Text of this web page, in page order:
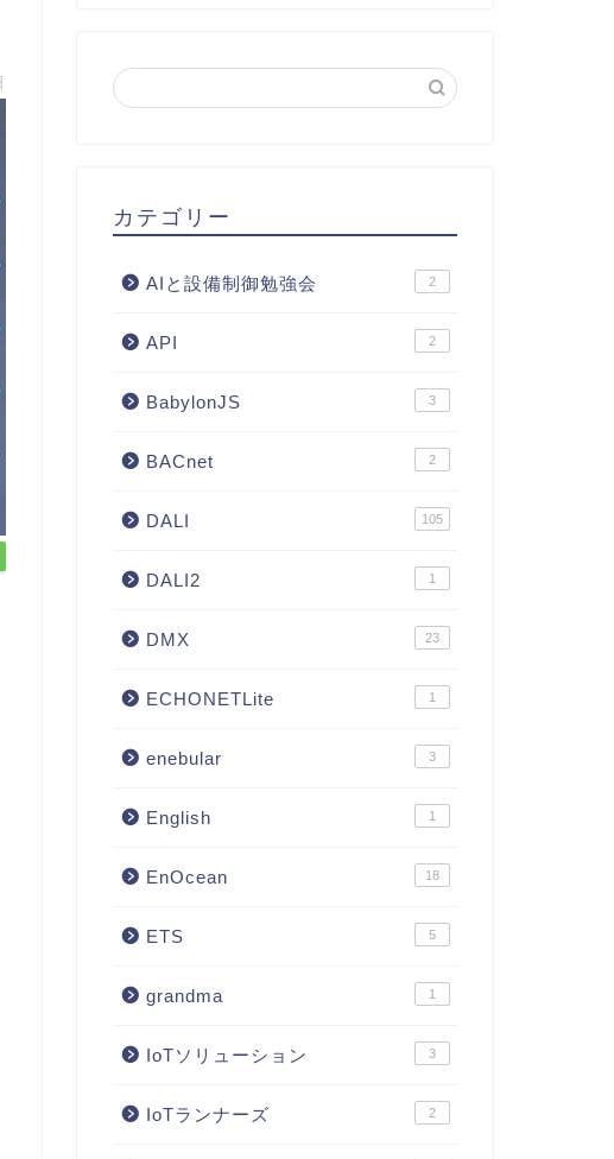
カテゴリー
AIと設備制御勉強会 2
API 2
BabylonJS 3
BACnet 2
DALI 105
DALI2 1
DMX 23
ECHONETLite 1
enebular 3
English 1
EnOcean 18
ETS 5
grandma 1
IoTソリューション 3
IoTランナーズ 2